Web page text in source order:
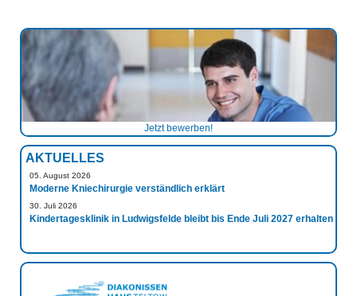
Jetzt bewerben!
AKTUELLES
05. August 2026
Moderne Kniechirurgie verständlich erklärt
30. Juli 2026
Kindertagesklinik in Ludwigsfelde bleibt bis Ende Juli 2027 erhalten